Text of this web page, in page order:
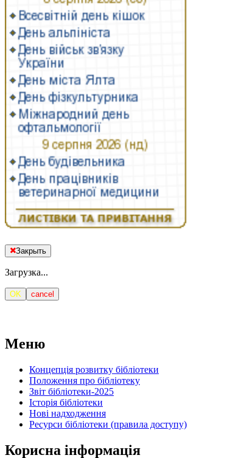
Закрыть
Загрузка...
OK cancel
Меню
Концепція розвитку бібліотеки
Положення про бібліотеку
Звіт бібліотеки-2025
Історія бібліотеки
Нові надходження
Ресурси бібліотеки (правила доступу)
Корисна інформація